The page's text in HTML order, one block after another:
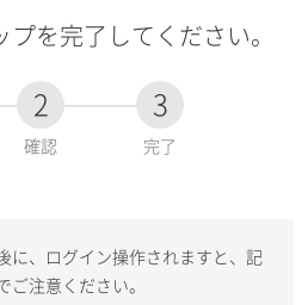
を完了してください。
2
確認
3
完了
に、ログイン操作されますと、記
ご注意ください。